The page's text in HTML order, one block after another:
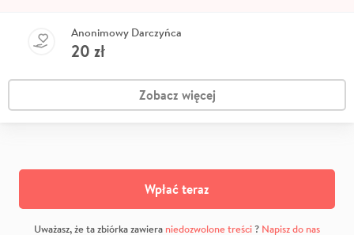
Anonimowy Darczyńca
20 zł
Zobacz więcej
Wpłać teraz
Uważasz, że ta zbiórka zawiera niedozwolone treści? Napisz do nas